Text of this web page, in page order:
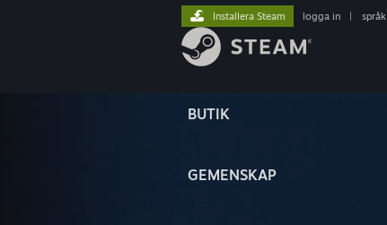
BUTIK
GEMENSKAP
Installera Steam logga in språk